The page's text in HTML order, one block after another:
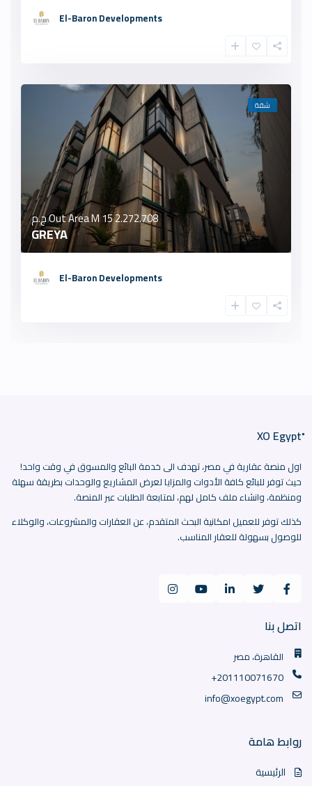
El-Baron Developments
شقة
Out Area M 152.272.708 ج.م
GREYA
El-Baron Developments
اول منصة عقارية في مصر، تهدف الى خدمة البائع والمسوق في وقت واحد!
حيث توفر للبائع كافة الأدوات والمزايا لعرض المشاريع والوحدات بطريقة سهلة
ومنظمة، وانشاء ملف كامل لهم، لمتابعة الطلبات عبر المنصة.
كذلك توفر للعميل امكانية البحث المتقدم، عن العقارات والمشروعات، والوكلاء
للوصول بسهولة للعقار المناسب.
اتصل بنا
القاهرة، مصر
+201110071670
info@xoegypt.com
روابط هامة
الرئيسية